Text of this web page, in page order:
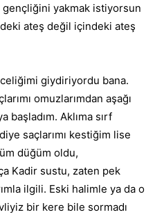
gençliğini yakmak istiyorsun
ateş değil içindeki ateş
giydiriyordu bana.
omuzlarımdan aşağı
başladım. Aklıma sırf
saçlarımı kestiğim lise
düğüm oldu,
Kadir sustu, zaten pek
ilgili. Eski halimle ya da o
bir kere bile sormadı